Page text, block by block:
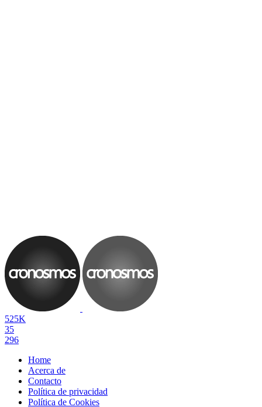
525K
35
296
Home
Acerca de
Contacto
Política de privacidad
Política de Cookies